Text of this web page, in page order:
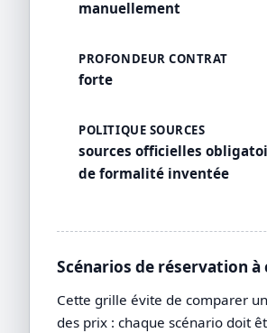
manuellement
PROFONDEUR CONTRAT
forte
POLITIQUE SOURCES
sources officielles
de formalité inventée
Scénarios de réservation
Cette grille évite de comparer
des prix : chaque scénario doit